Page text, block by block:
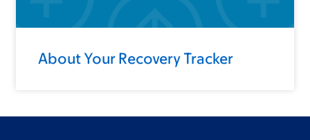
About Your Recovery Tracker